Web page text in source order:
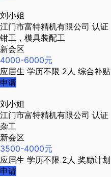
刘小姐
江门市富特精机有限公司 认证
钳工，模具装配工
新会区
4000-6000元
应届生 学历不限 2人 综合补贴
申请
刘小姐
江门市富特精机有限公司 认证
杂工
新会区
3500-4000元
应届生 学历不限 2人 奖励计划
申请